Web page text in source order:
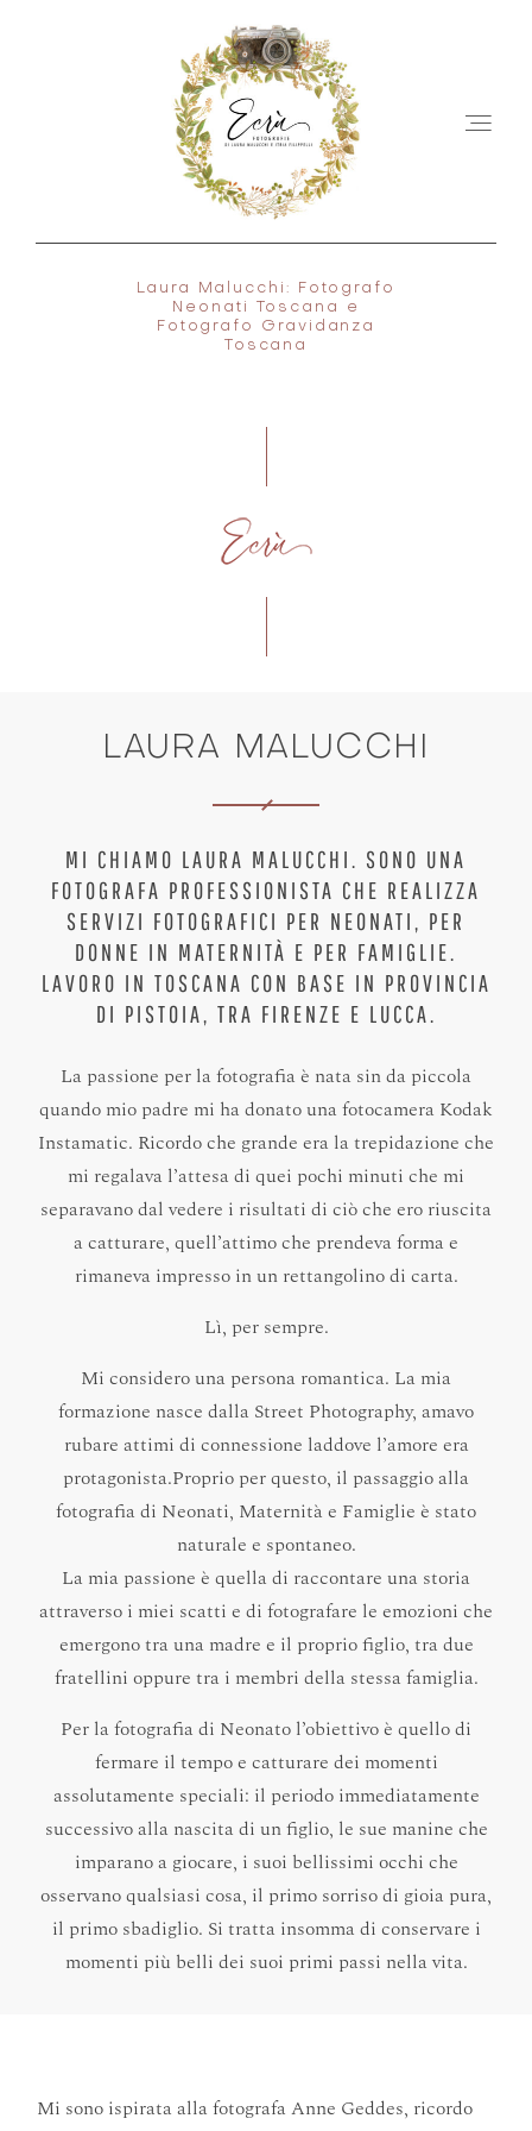
Laura Malucchi: Fotografo
Neonati Toscana e
Fotografo Gravidanza
Toscana
LAURA MALUCCHI
MI CHIAMO LAURA MALUCCHI. SONO UNA
FOTOGRAFA PROFESSIONISTA CHE REALIZZA
SERVIZI FOTOGRAFICI PER NEONATI, PER
DONNE IN MATERNITÀ E PER FAMIGLIE.
LAVORO IN TOSCANA CON BASE IN PROVINCIA
DI PISTOIA, TRA FIRENZE E LUCCA.
La passione per la fotografia è nata sin da piccola
quando mio padre mi ha donato una fotocamera Kodak
Instamatic. Ricordo che grande era la trepidazione che
mi regalava l’attesa di quei pochi minuti che mi
separavano dal vedere i risultati di ciò che ero riuscita
a catturare, quell’attimo che prendeva forma e
rimaneva impresso in un rettangolino di carta.
Lì, per sempre.
Mi considero una persona romantica. La mia
formazione nasce dalla Street Photography, amavo
rubare attimi di connessione laddove l’amore era
protagonista.Proprio per questo, il passaggio alla
fotografia di Neonati, Maternità e Famiglie è stato
naturale e spontaneo.
La mia passione è quella di raccontare una storia
attraverso i miei scatti e di fotografare le emozioni che
emergono tra una madre e il proprio figlio, tra due
fratellini oppure tra i membri della stessa famiglia.
Per la fotografia di Neonato l’obiettivo è quello di
fermare il tempo e catturare dei momenti
assolutamente speciali: il periodo immediatamente
successivo alla nascita di un figlio, le sue manine che
imparano a giocare, i suoi bellissimi occhi che
osservano qualsiasi cosa, il primo sorriso di gioia pura,
il primo sbadiglio. Si tratta insomma di conservare i
momenti più belli dei suoi primi passi nella vita.
Mi sono ispirata alla fotografa Anne Geddes, ricordo
HOME
CHI SIAMO
PRODOTTI